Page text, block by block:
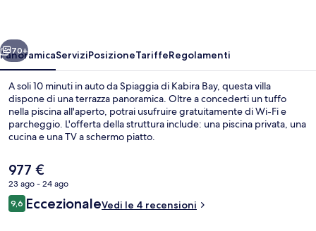
Villa, non fumatori (SOL) |
Avanti
70+
PanoramicaServiziPosizioneTariffeRegolamenti
A soli 10 minuti in auto da Spiaggia di Kabira Bay, questa villa
dispone di una terrazza panoramica. Oltre a concederti un tuffo
nella piscina all'aperto, potrai usufruire gratuitamente di Wi-Fi e
parcheggio. L'offerta della struttura include: una piscina privata, una
cucina e una TV a schermo piatto.
Il
prezzo
attuale
è
977 €
23 ago - 24 ago
Recensioni
9,69,6 su 10
EccezionaleVedi le 4 recensioni